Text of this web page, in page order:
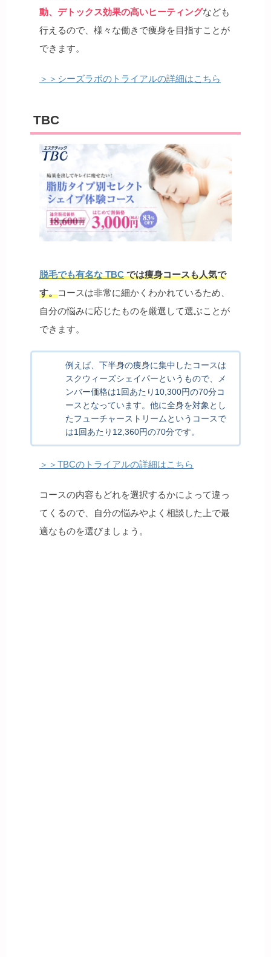
動、デトックス効果の高いヒーティングなども
行えるので、様々な働きで痩身を目指すことが
できます。
＞＞シーズラボのトライアルの詳細はこちら
TBC
脱毛でも有名な TBCでは痩身コースも人気で
す。コースは非常に細かくわかれているため、
自分の悩みに応じたものを厳選して選ぶことが
できます。
例えば、下半身の痩身に集中したコースは
スクウィーズシェイパーというもので、メ
ンバー価格は1回あたり10,300円の70分コ
ースとなっています。他に全身を対象とし
たフューチャーストリームというコースで
は1回あたり12,360円の70分です。
＞＞TBCのトライアルの詳細はこちら
コースの内容もどれを選択するかによって違っ
てくるので、自分の悩みやよく相談した上で最
適なものを選びましょう。